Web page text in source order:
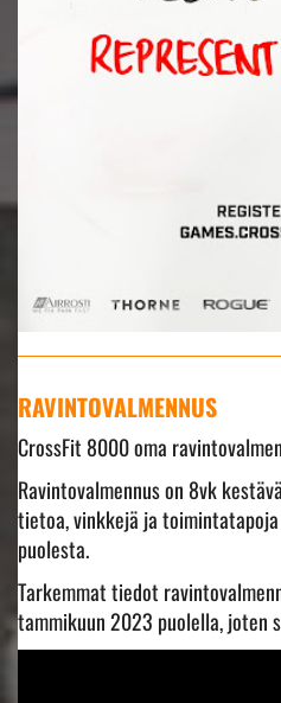
RAVINTOVALMENNUS
CrossFit 8000 oma
Ravintovalmennus on 8vk
tietoa, vinkkejä ja
puolesta.
Tarkemmat tiedot
tammikuun 2023 puolella, joten